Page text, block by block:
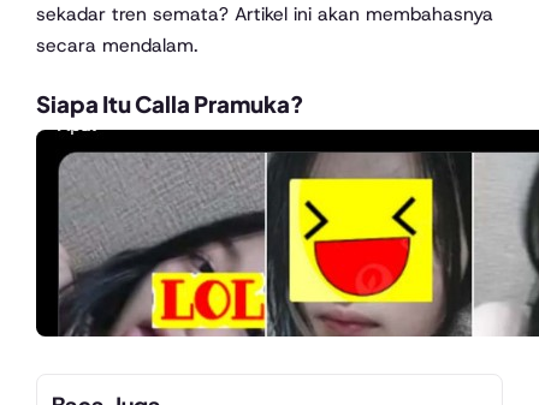
sekadar tren semata? Artikel ini akan membahasnya
secara mendalam.
Siapa Itu Calla Pramuka?